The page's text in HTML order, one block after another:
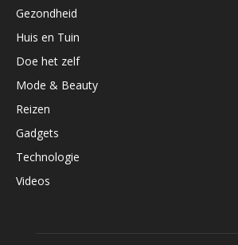
Gezondheid
Huis en Tuin
Doe het zelf
Mode & Beauty
Reizen
Gadgets
Technologie
Videos